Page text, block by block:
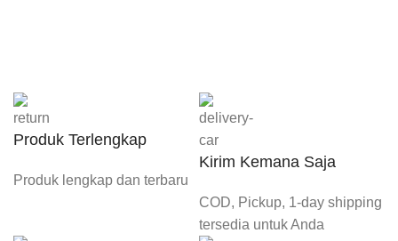
Produk Terlengkap
Produk lengkap dan terbaru
Kirim Kemana Saja
COD, Pickup, 1-day shipping
tersedia untuk Anda